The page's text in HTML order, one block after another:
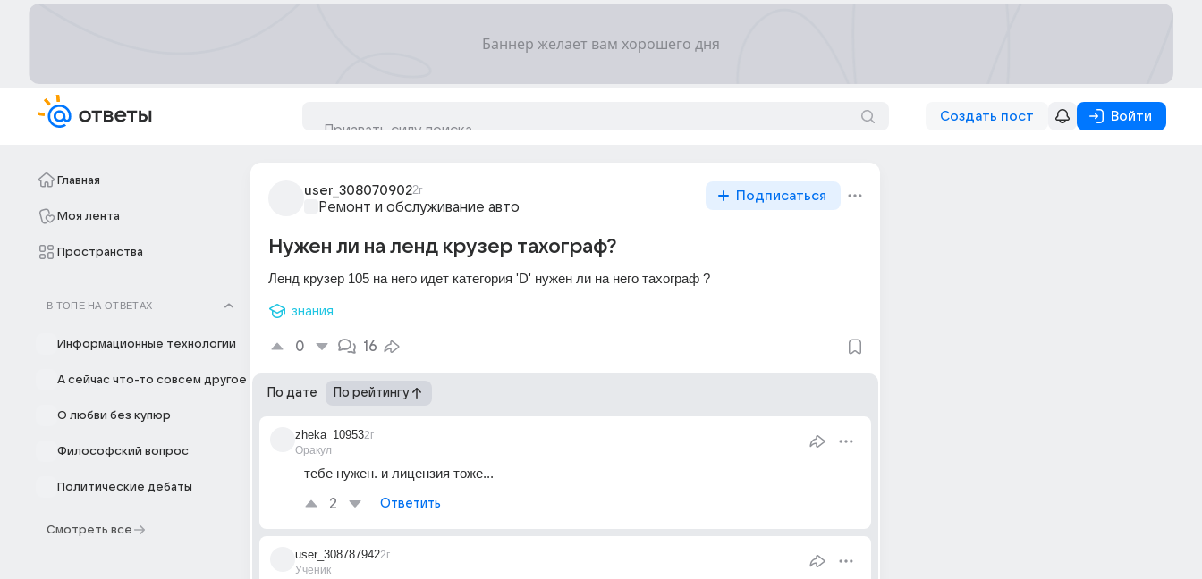
Создать пост Войти
Главная
Моя лента
Пространства
В ТОПЕ НА ОТВЕТАХ
Информационные технологии
А сейчас что-то совсем другое
О любви без купюр
Философский вопрос
Политические дебаты
Смотреть все
user_3080709022г
Ремонт и обслуживание авто
Подписаться
Нужен ли на ленд крузер тахограф?
Ленд крузер 105 на него идет категория 'D' нужен ли на него тахограф ?
знания
0 16
По дате По рейтингу
zheka_10953
Оракул
2г
тебе нужен. и лицензия тоже...
2 Ответить
user_308787942
Ученик
2г